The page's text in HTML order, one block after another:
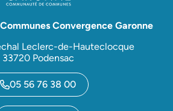
Convergence Garonne
Leclerc-de-Hauteclocque
33720 Podensac
05 56 76 38 00